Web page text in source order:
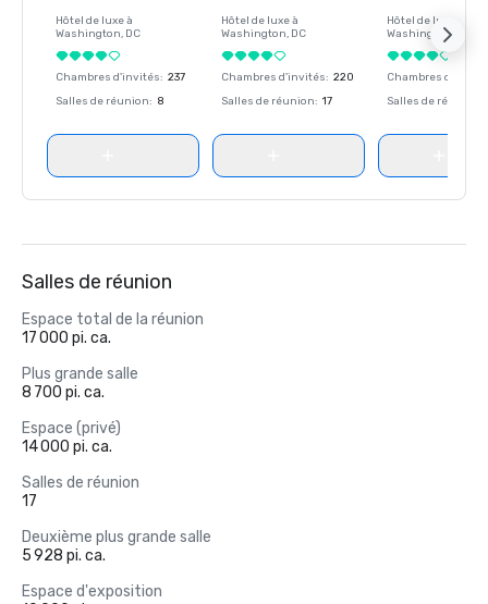
Hôtel de luxe à
Washington, DC
Chambres d'invités: 237
Salles de réunion: 8
Hôtel de luxe à
Washington, DC
Chambres d'invités: 220
Salles de réunion: 17
Hôtel de luxe à
Washington
Chambres
Salles de réunion
Salles de réunion
Espace total de la réunion
17 000 pi. ca.
Plus grande salle
8 700 pi. ca.
Espace (privé)
14 000 pi. ca.
Salles de réunion
17
Deuxième plus grande salle
5 928 pi. ca.
Espace d'exposition